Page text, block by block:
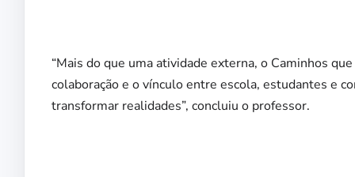
“Mais do que uma atividade externa, o Caminhos
colaboração e o vínculo entre escola, estudantes e
transformar realidades”, concluiu o professor.